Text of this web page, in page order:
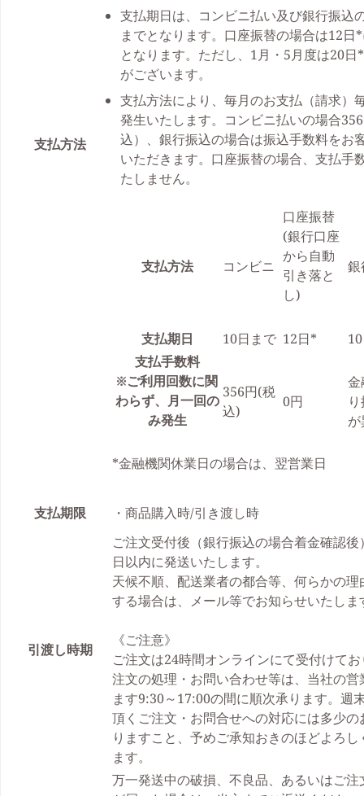
支払方法
支払期日は、コンビニ払い及び銀行振込
までとなります。口座振替の場合は12日
となります。ただし、1月・5月度は20日
がございます。
支払方法により、毎月のお支払（請求）
発生いたします。コンビニ払いの場合
込）、銀行振込の場合は振込手数料をお
いただきます。口座振替の場合、支払手
たしません。
支払方法 コンビニ
口座振替
(銀行口座
から自動
引き落と
し)
銀
支払期日 10日まで 12日*
支払手数料
※ご利用回数に関
わらず、月一回の
み発生
356円(税
込)
0円
金
*金融機関休業日の場合は、翌営業日
支払期限 ・商品購入時/引き渡し時
引渡し時期
ご注文受付後（銀行振込の場合着金確認
日以内に発送いたします。
天候不順、配送業者の都合等、何らかの
する場合は、メール等でお知らせいたしま
《ご注意》
ご注文は24時間オンラインにて受付けて
注文の処理・お問い合わせ等は、当社の営
ます9:30～17:00の間に順次承ります。週
頂くご注文・お問合せへの対応には多少の
りますこと、予めご承知おきのほどよろ
ます。
万一発送中の破損、不良品、あるいはご注